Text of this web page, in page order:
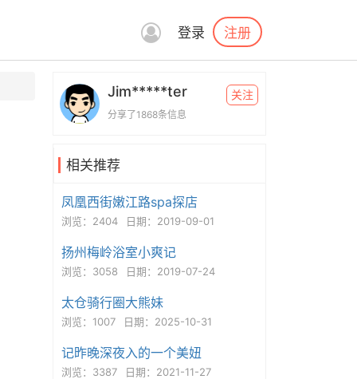
登录 注册
Jim*****ter
分享了1868条信息
关注
相关推荐
凤凰西街嫩江路spa探店
浏览：2404 日期：2019-09-01
扬州梅岭浴室小爽记
浏览：3058 日期：2019-07-24
太仓骑行圈大熊妹
浏览：1007 日期：2025-10-31
记昨晚深夜入的一个美妞
浏览：3387 日期：2021-11-27